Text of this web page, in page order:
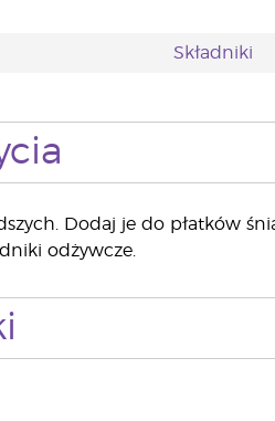
Składniki
Dodaj je do płatków
odżywcze.